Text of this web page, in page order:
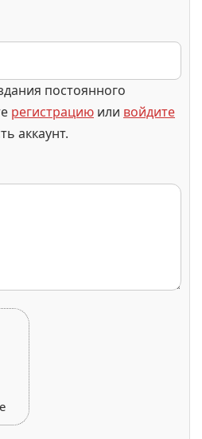
постоянного
регистрацию или войдите
аккаунт.